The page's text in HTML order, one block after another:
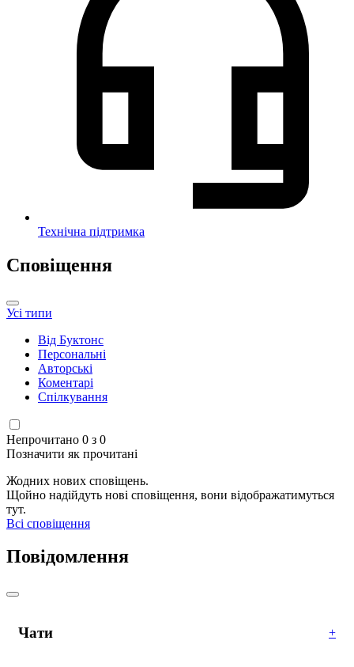
Технічна підтримка
Сповіщення
Усі типи
Від Буктонс
Персональні
Авторські
Коментарі
Спілкування
Непрочитано 0 з 0
Позначити як прочитані
Жодних нових сповіщень.
Щойно надійдуть нові сповіщення, вони відображатимуться
тут.
Всі сповіщення
Повідомлення
Чати +